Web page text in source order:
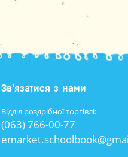
Зв’язатися з нами
Відділ роздрібної торгівлі:
(063) 766-00-77